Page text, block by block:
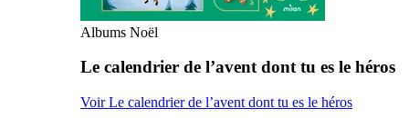
Albums Noël
Le calendrier de l’avent dont tu es le héros
Voir Le calendrier de l’avent dont tu es le héros